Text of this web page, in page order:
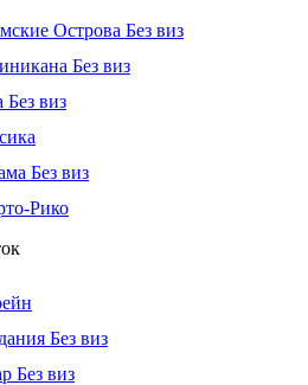
Острова Без виз
Без виз
Без виз
Без виз
Рико
Без виз
Без виз